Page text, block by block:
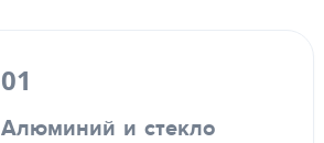
01
Алюминий и стекло